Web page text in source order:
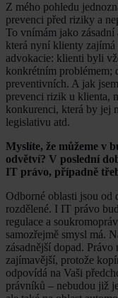
Z mého pohledu
prevenci před riziky a
To vnímám jako
která nyní klienty
advokacie: klienti byli
konkrétním problémem;
preventivních. A jak
prevenci rizik u klienta,
konkurenci, která by jej
legislativu atd.
Myslíte, že můžeme v
odvětví? V poslední
IT právo, případně
Odborné oblasti jsou od
rozdělené. I IT právo
regulace a
samozřejmě smysl má.
zásadnější dopad.
zajímavější, protože
odpovídá na Vaši
právníků – nebudou již